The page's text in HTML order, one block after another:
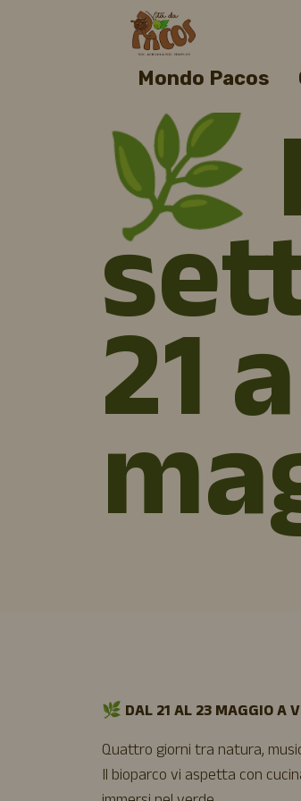
Mondo Pacos
🌿
21
🌿 DAL 21 AL 23 MAGGIO A
Quattro giorni tra natura,
Il bioparco vi aspetta con